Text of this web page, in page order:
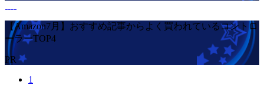
【Amazon7月】おすすめ記事からよく買われているコントロ
ーラーTOP4
PR
1